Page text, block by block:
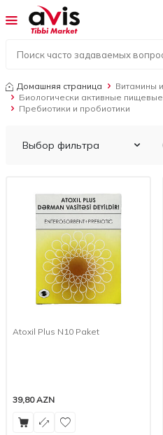
Домашняя страница
Витамины
Биологически активные
Пребиотики и пробиотики
Выбор фильтра
Atoxil Plus N10 Paket
39,80AZN